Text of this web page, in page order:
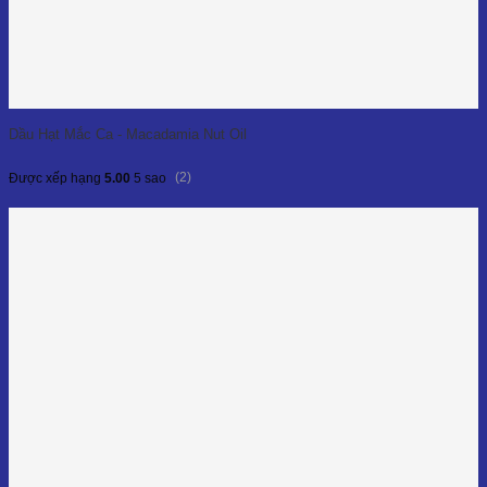
Dầu Hạt Mắc Ca - Macadamia Nut Oil
Được xếp hạng 5.00 5 sao (2)